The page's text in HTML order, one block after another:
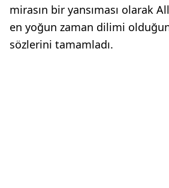
mirasın bir yansıması olarak
en yoğun zaman dilimi
sözlerini tamamladı.